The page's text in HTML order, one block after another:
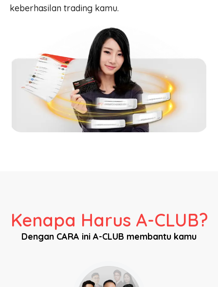
keberhasilan trading kamu.
Kenapa Harus A-CLUB?
Dengan CARA ini A-CLUB membantu kamu